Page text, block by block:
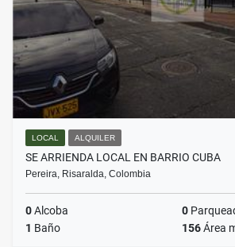
LOCAL ALQUILER
SE ARRIENDA LOCAL EN BARRIO CUBA
Pereira, Risaralda, Colombia
0Alcoba 0
1 Baño 156Área